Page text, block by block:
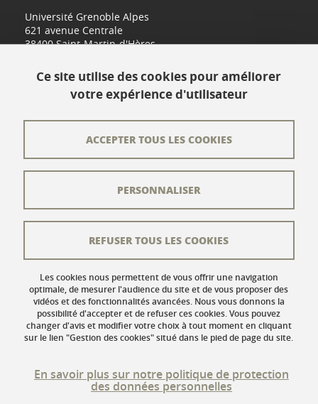
Université Grenoble Alpes
621 avenue Centrale
38400 Saint-Martin-d'Hères
L'équipe éditoriale
Crédits
Mentions légales
Données personnelles
Gestion des cookies
Accessibilité : non conforme
Ce site utilise des cookies pour améliorer
votre expérience d'utilisateur
Les cookies nous permettent de vous offrir une navigation
optimale, de mesurer l'audience du site et de vous proposer des
vidéos et des fonctionnalités avancées. Nous vous donnons la
possibilité d'accepter et de refuser ces cookies. Vous pouvez
changer d'avis et modifier votre choix à tout moment en cliquant
sur le lien "Gestion des cookies" situé dans le pied de page du site.
En savoir plus sur notre politique de protection
des données personnelles
ACCEPTER TOUS LES COOKIES
REFUSER TOUS LES COOKIES
PERSONNALISER